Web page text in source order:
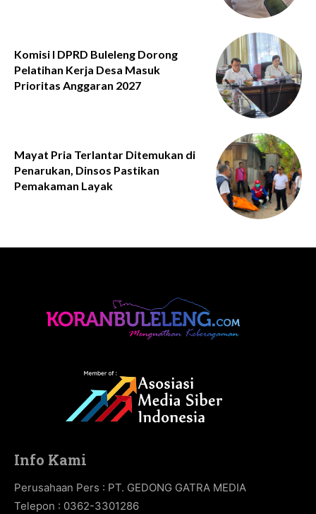
Komisi I DPRD Buleleng Dorong
Pelatihan Kerja Desa Masuk
Prioritas Anggaran 2027
Mayat Pria Terlantar Ditemukan di
Penarukan, Dinsos Pastikan
Pemakaman Layak
Info Kami
Perusahaan Pers : PT. GEDONG GATRA MEDIA
Telepon : 0362-3301286